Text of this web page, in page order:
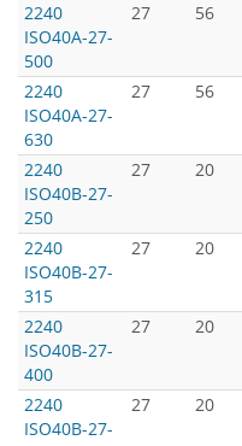
2240
ISO40A-27-
500
27 56
2240
ISO40A-27-
630
27 56
2240
ISO40B-27-
250
27 20
2240
ISO40B-27-
315
27 20
2240
ISO40B-27-
400
27 20
2240
ISO40B-27-
27 20